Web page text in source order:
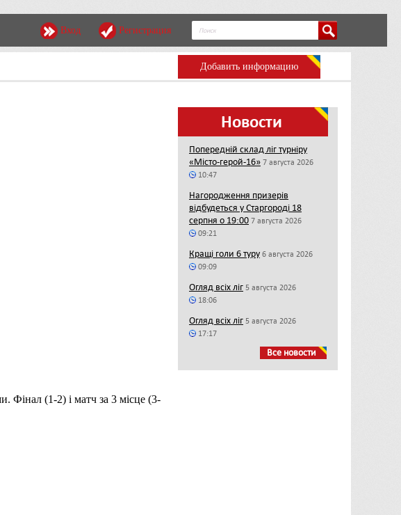
Вход Регистрация
Добавить информацию
Фінал (1-2) і матч за 3 місце (3-
Новости
Попередній склад ліг турніру
«Місто-герой-16» 7 августа 2026
10:47
Нагородження призерів
відбудеться у Старгороді 18
серпня о 19:00 7 августа 2026
09:21
Кращі голи 6 туру 6 августа 2026
09:09
Огляд всіх ліг 5 августа 2026
18:06
Огляд всіх ліг 5 августа 2026
17:17
Все новости